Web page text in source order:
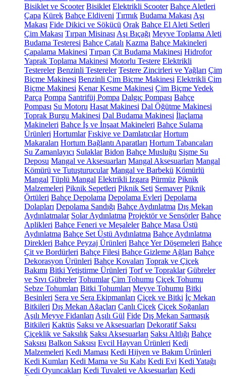
Bisiklet ve Scooter Bisiklet Elektrikli Scooter Bahçe Aletleri
Çapa Kürek Bahçe Eldiveni Tırmık Budama Makası Aşı
Makası Fide Dikici ve Sökücü Orak Bahçe El Aleti Setleri
Çim Makası Tırpan Misinası Aşı Bıçağı Meyve Toplama Aleti
Budama Testeresi Bahçe Çatalı Kazma Bahçe Makineleri
Çapalama Makinesi Tırpan Çit Budama Makinesi Hidrofor
Yaprak Toplama Makinesi Motorlu Testere Elektrikli
Testereler Benzinli Testereler Testere Zincirleri ve Yağları Çim
Biçme Makinesi Benzinli Çim Biçme Makinesi Elektrikli Çim
Biçme Makinesi Kenar Kesme Makinesi Çim Biçme Yedek
Parça Pompa Santrifüj Pompa Dalgıç Pompası Bahçe
Pompası Su Motoru Hasat Makinesi Dal Öğütme Makinesi
Toprak Burgu Makinesi Dal Budama Makinesi İlaçlama
Makineleri Bahçe İş ve İnşaat Makineleri Bahçe Sulama
Ürünleri Hortumlar Fıskiye ve Damlatıcılar Hortum
Makaraları Hortum Bağlantı Aparatları Hortum Tabancaları
Su Zamanlayıcı Sulaklar Bidon Bahçe Musluğu Şişme Su
Deposu Mangal ve Aksesuarları Mangal Aksesuarları Mangal
Kömürü ve Tutuşturucular Mangal ve Barbekü Kömürlü
Mangal Tüplü Mangal Elektrikli Izgara Pürmüz Piknik
Malzemeleri Piknik Sepetleri Piknik Seti Semaver Piknik
Örtüleri Bahçe Depolama Depolama Evleri Depolama
Dolapları Depolama Sandığı Bahçe Aydınlatma Dış Mekan
Aydınlatmalar Solar Aydınlatma Projektör ve Sensörler Bahçe
Aplikleri Bahçe Feneri ve Meşaleler Bahçe Masa Üstü
Aydınlatma Bahçe Set Üstü Aydınlatma Bahçe Aydınlatma
Direkleri Bahçe Peyzaj Ürünleri Bahçe Yer Döşemeleri Bahçe
Çit ve Bordürleri Bahçe Filesi Bahçe Gizleme Ağları Bahçe
Dekorasyon Ürünleri Bahçe Kovaları Toprak ve Çiçek
Bakımı Bitki Yetiştirme Ürünleri Torf ve Topraklar Gübreler
ve Sıvı Gübreler Tohumlar Çim Tohumu Çiçek Tohumu
Sebze Tohumları Bitki Tohumları Meyve Tohumu Bitki
Besinleri Sera ve Sera Ekipmanları Çiçek ve Bitki İç Mekan
Bitkileri Dış Mekan Ağaçları Canlı Çiçek Çiçek Soğanları
Aşılı Meyve Fidanları Aşılı Gül Fide Dış Mekan Sarmaşık
Bitkileri Kaktüs Saksı ve Aksesuarları Dekoratif Saksı
Çiçeklik ve Saksılık Saksı Aksesuarları Saksı Altlığı Bahçe
Saksısı Balkon Saksısı Evcil Hayvan Ürünleri Kedi
Malzemeleri Kedi Maması Kedi Hijyen ve Bakım Ürünleri
Kedi Kumları Kedi Mama ve Su Kabı Kedi Evi Kedi Yatağı
Kedi Oyuncakları Kedi Tuvaleti ve Aksesuarları Kedi